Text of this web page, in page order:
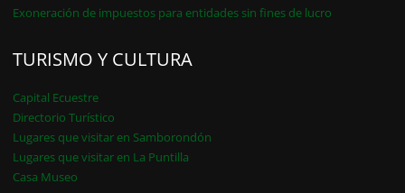
Exoneración de impuestos para entidades sin fines de lucro
TURISMO Y CULTURA
Capital Ecuestre
Directorio Turístico
Lugares que visitar en Samborondón
Lugares que visitar en La Puntilla
Casa Museo